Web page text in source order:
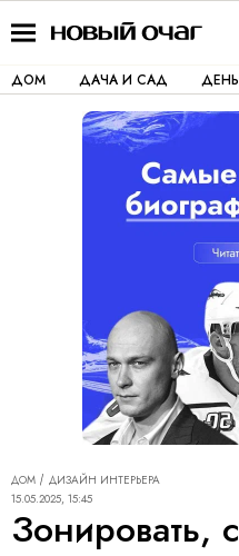
ДОМ ДАЧА И САД
ДОМ
ДИЗАЙН ИНТЕРЬЕРА
15.05.2025, 15:45
Зонировать,